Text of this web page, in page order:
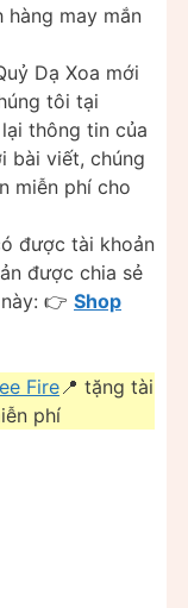
may mắn
Dạ Xoa mới
tôi tại
thông tin của
bài viết, chúng
miễn phí cho
được tài khoản
được chia sẻ
👉 Shop
Fire 📍 tặng tài
phí